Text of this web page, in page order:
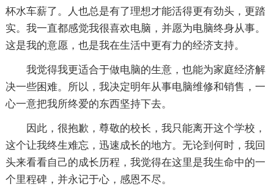
杯水车薪了。人也总是有了理想才能活得更有劲头，更踏
实。我一直都感觉我很喜欢电脑，并愿为电脑终身从事。
这是我的意愿，也是我在生活中更有力的经济支持。
我觉得我更适合于做电脑的生意，也能为家庭经济解
决一些困难。所以，我决定明年从事电脑维修和销售，一
心一意把我所终爱的东西坚持下去。
因此，很抱歉，尊敬的校长，我只能离开这个学校，
这个让我终生难忘，迅速成长的地方。无论到何时，我回
头来看看自己的成长历程，我觉得在这里是我生命中的一
个里程碑，并永记于心，感恩不尽。